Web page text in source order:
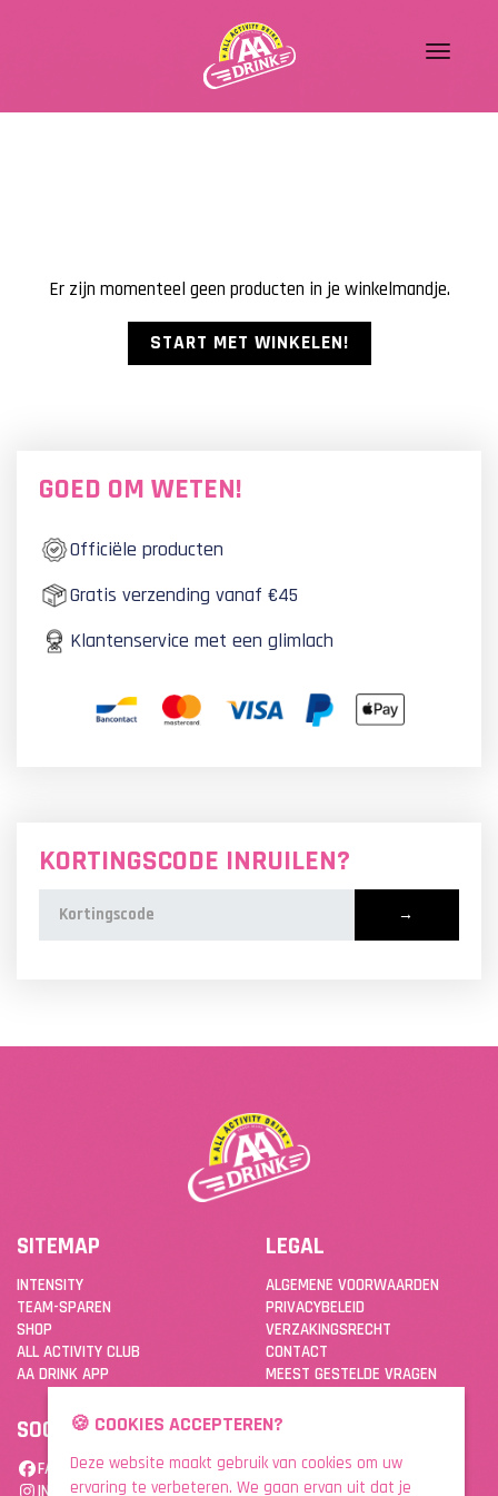
Er zijn momenteel geen producten in je winkelmandje.
START MET WINKELEN!
GOED OM WETEN!
Officiële producten
Gratis verzending vanaf €45
Klantenservice met een glimlach
KORTINGSCODE INRUILEN?
→
SITEMAP
INTENSITY
TEAM-SPAREN
SHOP
ALL ACTIVITY CLUB
AA DRINK APP
LEGAL
ALGEMENE VOORWAARDEN
PRIVACYBELEID
VERZAKINGSRECHT
CONTACT
MEEST GESTELDE VRAGEN
SOCIAL
FACEBOOK
INSTAGRAM
DOWNLOAD DE APP
🍪 COOKIES ACCEPTEREN?
Deze website maakt gebruik van cookies om uw
ervaring te verbeteren. We gaan ervan uit dat je